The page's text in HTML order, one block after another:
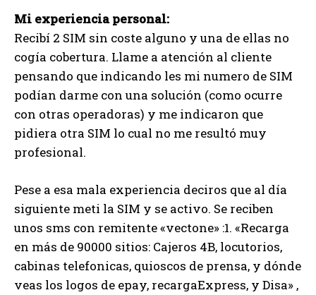
Mi experiencia personal:
Recibí 2 SIM sin coste alguno y una de ellas no
cogía cobertura. Llame a atención al cliente
pensando que indicando les mi numero de SIM
podían darme con una solución (como ocurre
con otras operadoras) y me indicaron que
pidiera otra SIM lo cual no me resultó muy
profesional.
Pese a esa mala experiencia deciros que al día
siguiente meti la SIM y se activo. Se reciben
unos sms con remitente «vectone» :1. «Recarga
en más de 90000 sitios: Cajeros 4B, locutorios,
cabinas telefonicas, quioscos de prensa, y dónde
veas los logos de epay, recargaExpress, y Disa» ,